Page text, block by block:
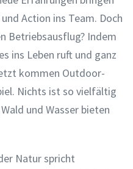
Action ins Team. Doch
Betriebsausflug? Indem
ins Leben ruft und ganz
kommen Outdoor-
Nichts ist so vielfältig
und Wasser bieten
Natur spricht